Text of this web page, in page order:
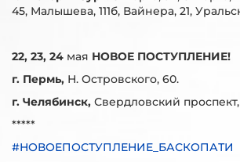
45, Малышева, 111б, Вайнера, 21,
22, 23, 24 мая НОВОЕ ПОСТУПЛЕНИЕ!
г. Пермь, Н. Островского, 60.
г. Челябинск, Свердловский проспект,
*****
#НОВОЕПОСТУПЛЕНИЕ_БАСКОПАТИ